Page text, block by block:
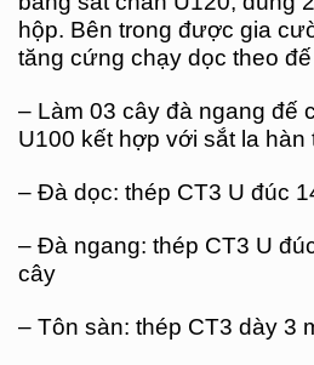
hộp. Bên trong được gia
tăng cứng chạy dọc theo
– Làm 03 cây đà ngang đế
U100 kết hợp với sắt la hàn
– Đà dọc: thép CT3 U đúc
– Đà ngang: thép CT3 U
cây
– Tôn sàn: thép CT3 dày 3